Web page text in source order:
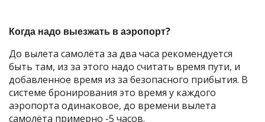
Когда надо выезжать в аэропорт?
До вылета самолёта за два часа рекомендуется
быть там, из за этого надо считать время пути, и
добавленное время из за безопасного прибытия. В
системе бронирования это время у каждого
аэропорта одинаковое, до времени вылета
самолёта примерно -5 часов.